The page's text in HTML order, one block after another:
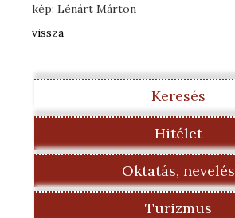
kép: Lénárt Márton
vissza
Keresés
Hitélet
Oktatás, nevelés
Turizmus